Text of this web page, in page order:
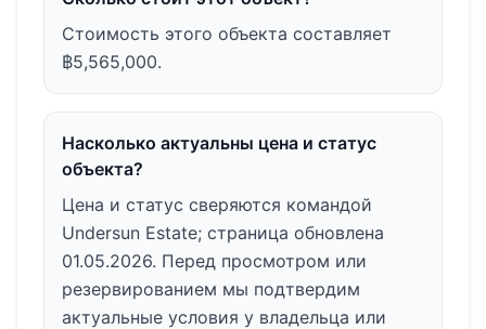
Стоимость этого объекта составляет
฿5,565,000.
Насколько актуальны цена и статус
объекта?
Цена и статус сверяются командой
Undersun Estate; страница обновлена
01.05.2026. Перед просмотром или
резервированием мы подтвердим
актуальные условия у владельца или